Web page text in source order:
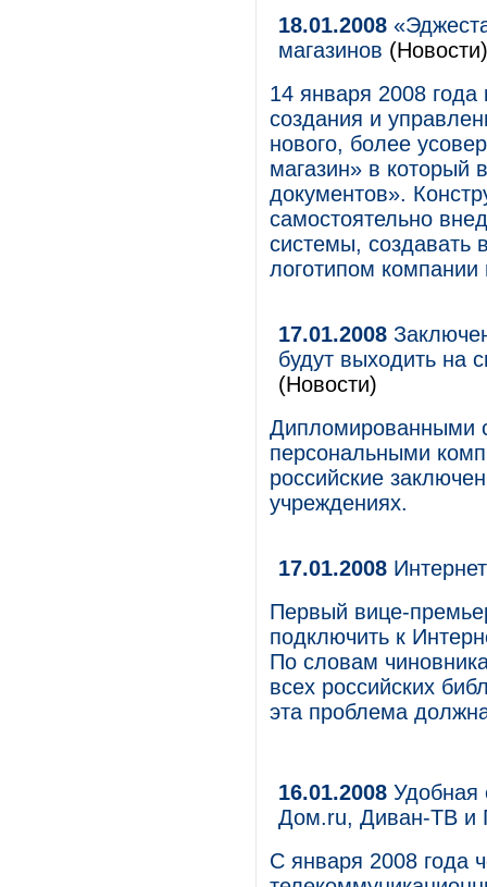
18.01.2008
магазинов (Новости)
14 января 2008
создания и
нового, более
магазин» в который
документов».
самостоятельно
системы, создавать
логотипом
17.01.2008
будут выходить на
(Новости)
Дипломированными
персональными
российские
учреждениях.
17.01.2008
Первый вице-
подключить к
По словам
всех российских
эта проблема
16.01.2008 Удобная
Дом.ru, Диван-ТВ и
С января 2008 года